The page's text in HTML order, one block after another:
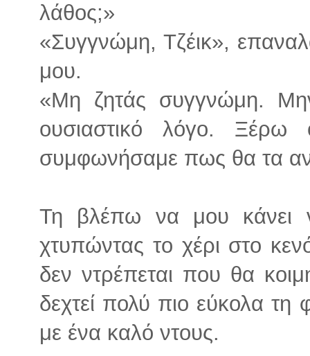
λάθος;»
«Συγγνώμη, Τζέικ»,
μου.
«Μη ζητάς συγγνώμη.
ουσιαστικό λόγο. Ξέρω
συμφωνήσαμε πως θα τα
Τη βλέπω να μου κάνει
χτυπώντας το χέρι στο
δεν ντρέπεται που θα
δεχτεί πολύ πιο εύκολα τη
με ένα καλό ντους.